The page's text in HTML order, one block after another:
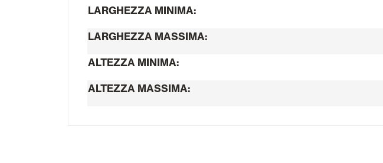
LARGHEZZA MINIMA:
LARGHEZZA MASSIMA:
ALTEZZA MINIMA:
ALTEZZA MASSIMA: